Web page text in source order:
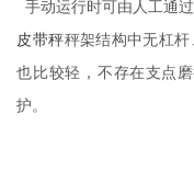
手动运行时可由人工通过配
皮带秤秤架结构中无杠杆
也比较轻，不存在支点磨
护。